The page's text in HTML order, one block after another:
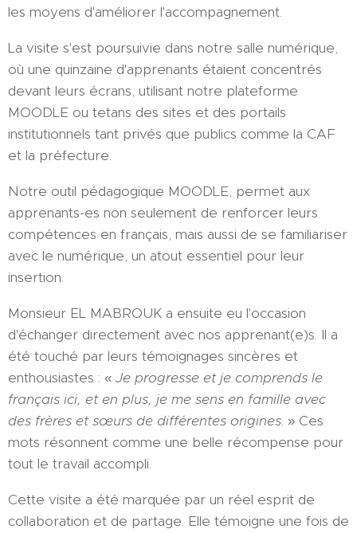
les moyens d'améliorer l'accompagnement.
La visite s'est poursuivie dans notre salle numérique,
où une quinzaine d'apprenants étaient concentrés
devant leurs écrans, utilisant notre plateforme
MOODLE ou tetans des sites et des portails
institutionnels tant privés que publics comme la CAF
et la préfecture.
Notre outil pédagogique MOODLE, permet aux
apprenants-es non seulement de renforcer leurs
compétences en français, mais aussi de se familiariser
avec le numérique, un atout essentiel pour leur
insertion.
Monsieur EL MABROUK a ensuite eu l'occasion
d'échanger directement avec nos apprenant(e)s. Il a
été touché par leurs témoignages sincères et
enthousiastes : « Je progresse et je comprends le
français ici, et en plus, je me sens en famille avec
des frères et sœurs de différentes origines. » Ces
mots résonnent comme une belle récompense pour
tout le travail accompli.
Cette visite a été marquée par un réel esprit de
collaboration et de partage. Elle témoigne une fois de